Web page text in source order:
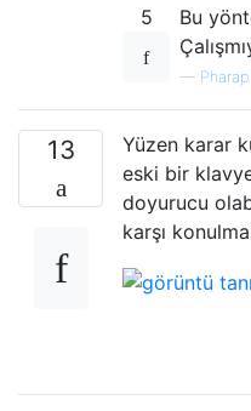
5
Bu
— Pharap
13
Yüzen karar
eski bir
doyurucu
karşı